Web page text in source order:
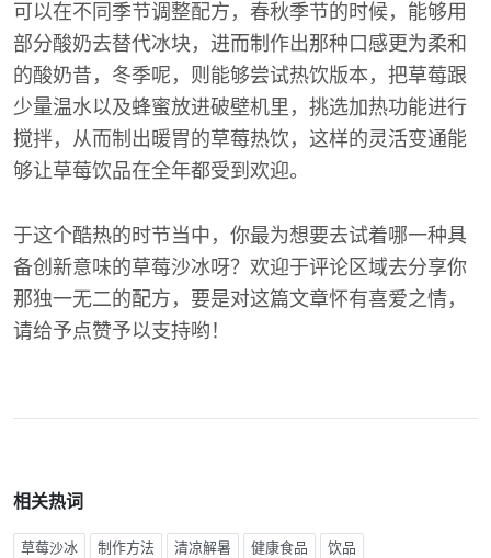
可以在不同季节调整配方，春秋季节的时候，能够用
部分酸奶去替代冰块，进而制作出那种口感更为柔和
的酸奶昔，冬季呢，则能够尝试热饮版本，把草莓跟
少量温水以及蜂蜜放进破壁机里，挑选加热功能进行
搅拌，从而制出暖胃的草莓热饮，这样的灵活变通能
够让草莓饮品在全年都受到欢迎。
于这个酷热的时节当中，你最为想要去试着哪一种具
备创新意味的草莓沙冰呀？欢迎于评论区域去分享你
那独一无二的配方，要是对这篇文章怀有喜爱之情，
请给予点赞予以支持哟！
相关热词
草莓沙冰 制作方法 清凉解暑 健康食品 饮品